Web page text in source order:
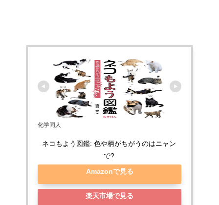
化学同人
ネコもよう図鑑: 色や柄がちがうのはニャン
で?
Amazonで見る
楽天市場で見る